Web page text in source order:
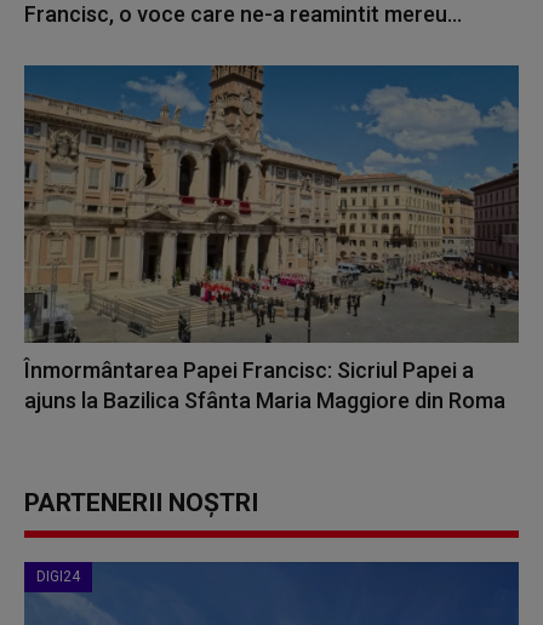
Francisc, o voce care ne-a reamintit mereu...
Înmormântarea Papei Francisc: Sicriul Papei a
ajuns la Bazilica Sfânta Maria Maggiore din Roma
PARTENERII NOȘTRI
DIGI24